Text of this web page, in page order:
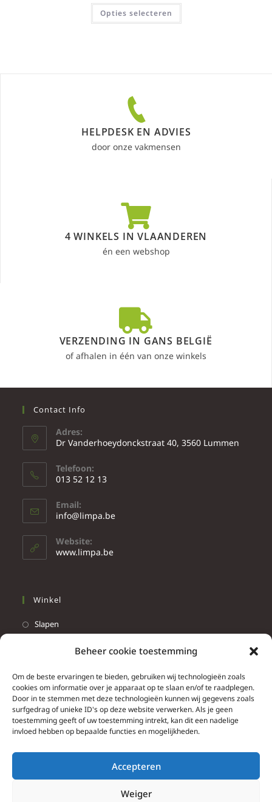
Beheer cookie toestemming
Om de beste ervaringen te bieden, gebruiken wij technologieën zoals
cookies om informatie over je apparaat op te slaan en/of te raadplegen.
Door in te stemmen met deze technologieën kunnen wij gegevens zoals
surfgedrag of unieke ID's op deze website verwerken. Als je geen
toestemming geeft of uw toestemming intrekt, kan dit een nadelige
invloed hebben op bepaalde functies en mogelijkheden.
Accepteren
Weiger
Opties selecteren
HELPDESK EN ADVIES
door onze vakmensen
4 WINKELS IN VLAANDEREN
én een webshop
VERZENDING IN GANS BELGIË
of afhalen in één van onze winkels
Contact Info
Adres:
Dr Vanderhoeydonckstraat 40, 3560 Lummen
Telefoon:
013 52 12 13
Email:
info@limpa.be
Website:
www.limpa.be
Winkel
Slapen
Info
Contacteer ons
Algemene & bijzondere voorwaarden
Brief herroepingsrecht